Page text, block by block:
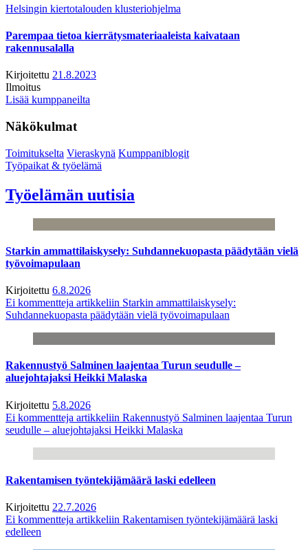
Helsingin kiertotalouden klusteriohjelma
Parempaa tietoa kierrätysmateriaaleista kaivataan
rakennusalalla
Kirjoitettu 21.8.2023
Ilmoitus
Lisää kumppaneilta
Näkökulmat
Toimitukselta Vieraskynä Kumppaniblogit
Työpaikat & työelämä
Työelämän uutisia
Starkin ammattilaiskysely: Suhdannekuopasta päädytään vielä
työvoimapulaan
Kirjoitettu 6.8.2026
Ei kommentteja artikkeliin Starkin ammattilaiskysely:
Suhdannekuopasta päädytään vielä työvoimapulaan
Rakennustyö Salminen laajentaa Turun seudulle –
aluejohtajaksi Heikki Malaska
Kirjoitettu 5.8.2026
Ei kommentteja artikkeliin Rakennustyö Salminen laajentaa Turun
seudulle – aluejohtajaksi Heikki Malaska
Rakentamisen työntekijämäärä laski edelleen
Kirjoitettu 22.7.2026
Ei kommentteja artikkeliin Rakentamisen työntekijämäärä laski
edelleen